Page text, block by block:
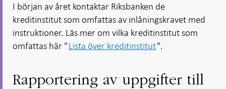
I början av året kontaktar Riksbanken de
kreditinstitut som omfattas av inlåningskravet med
instruktioner. Läs mer om vilka kreditinstitut som
omfattas här "Lista över kreditinstitut".
Rapportering av uppgifter till